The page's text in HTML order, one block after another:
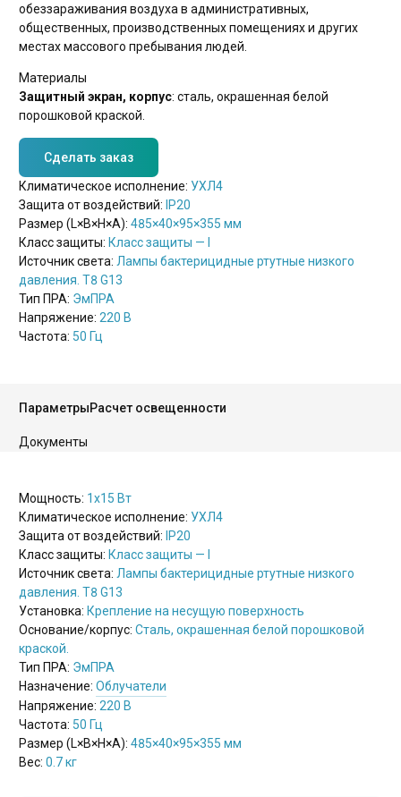
обеззараживания воздуха в административных,
общественных, производственных помещениях и других
местах массового пребывания людей.
Материалы
Защитный экран, корпус: сталь, окрашенная белой
порошковой краской.
Сделать заказ
Климатическое исполнение: УХЛ4
Защита от воздействий: IP20
Размер (L×B×H×A): 485×40×95×355 мм
Класс защиты: Класс защиты — I
Источник света: Лампы бактерицидные ртутные низкого
давления. T8 G13
Тип ПРА: ЭмПРА
Напряжение: 220 В
Частота: 50 Гц
ПараметрыРасчет освещенности
Документы
Мощность: 1х15 Вт
Климатическое исполнение: УХЛ4
Защита от воздействий: IP20
Класс защиты: Класс защиты — I
Источник света: Лампы бактерицидные ртутные низкого
давления. T8 G13
Установка: Крепление на несущую поверхность
Основание/корпус: Сталь, окрашенная белой порошковой
краской.
Тип ПРА: ЭмПРА
Назначение: Облучатели
Напряжение: 220 В
Частота: 50 Гц
Размер (L×B×H×A): 485×40×95×355 мм
Вес: 0.7 кг